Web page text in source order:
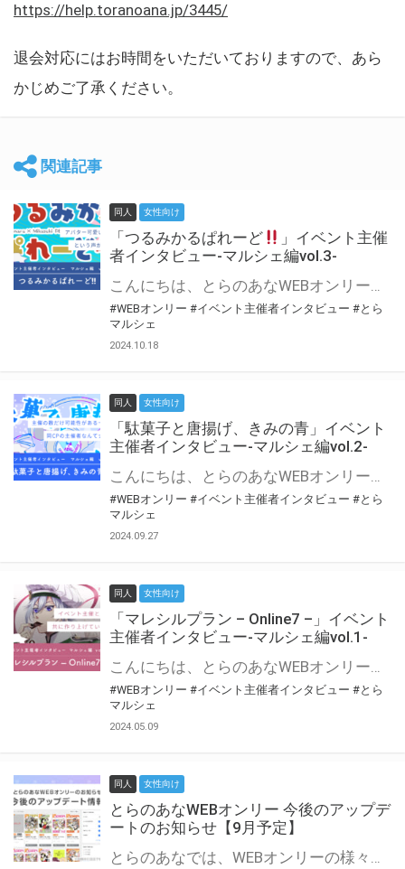
https://help.toranoana.jp/3445/
退会対応にはお時間をいただいておりますので、あら
かじめご了承ください。
関連記事
同人 女性向け
「つるみかるぱれーど
」イベント主催
者インタビュー-マルシェ編vol.3-
こんにちは、とらのあなWEBオンリー運営スタッフです。 新たにお届けする、イベント主催者インタビュー-マルシェ編-は、 とらのあなWEBオンリー「マルシェ」をご利用した主催様に 「マルシェ」を使って開催した感想や心がけをお聞きする企画です。 今回は、WEBオンリー初開催「つるみかるぱれーど
#WEBオンリー #イベント主催者インタビュー #とら
マルシェ
2024.10.18
同人 女性向け
「駄菓子と唐揚げ、きみの青」イベント
主催者インタビュー-マルシェ編vol.2-
こんにちは、とらのあなWEBオンリー運営スタッフです。 新たにお届けする、イベント主催者インタビュー-マルシェ編-は、 とらのあなWEBオンリー「マルシェ」をご利用の主催様に 「マルシェ」を使ってイベントを開催した感想や心がけをお聞きする企画です。 今回は、WEBオンリー初開催「駄菓子と唐揚げ、きみの青」より、 主催のぎこ六屋様にお話を伺いました。 協力：ぎこ六屋様／イベント公式Twitter（@krkgwks） とらのあなWEBオンリー「マルシェ」とは？ WEBオンリーでリアルタイムでコミュニケーションがとれるオンライン会場です。
#WEBオンリー #イベント主催者インタビュー #とら
マルシェ
2024.09.27
同人 女性向け
「マレシルプラン – Online7 –」イベント
主催者インタビュー-マルシェ編vol.1-
こんにちは、とらのあなWEBオンリー運営スタッフです。 新たにお届けする、イベント主催者インタビュー-マルシェ編-は、 とらのあなWEBオンリー「マルシェ」をご利用した主催様に 「マルシェ」を使って開催した感想や心がけをお聞きする企画です。 今回は、WEBオンリー開催7回目迎えた「マレシルプラン – Online7 –」より、 主催の玉川うた様にお話を伺いました。 ▼マレシルプランのインタビュー前回記事 「イベント主催者インタビュー vol.6」はこちら 協力：玉川うた様（マレシルプラン実行委員会 代表）／イベント公式Twitter（@mallesil_plan） とらのあなWEBオンリー「マルシェ」とは？ WEBオンリーでリアルタイムでコミュニケーションがとれるオンライン会場です。
#WEBオンリー #イベント主催者インタビュー #とら
マルシェ
2024.05.09
同人 女性向け
とらのあなWEBオンリー 今後のアップデ
ートのお知らせ【9月予定】
とらのあなでは、WEBオンリーの様々な支援を実施しています。 今回は2021年9月に実装を予定しているアップデート情報についてご紹介いたします。 とらのあなWEBオンリーサイトはこちら